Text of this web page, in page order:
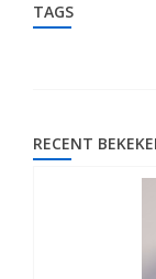
TAGS
RECENT